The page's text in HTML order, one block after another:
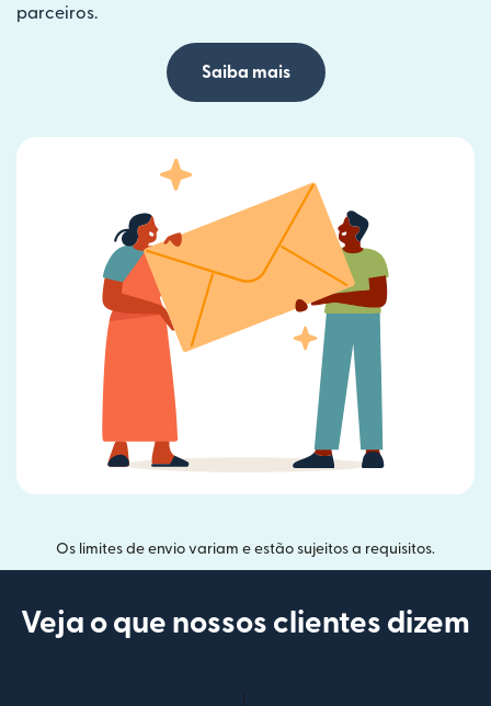
parceiros.
Saiba mais
Os limites de envio variam e estão sujeitos a requisitos.
Veja o que nossos clientes dizem